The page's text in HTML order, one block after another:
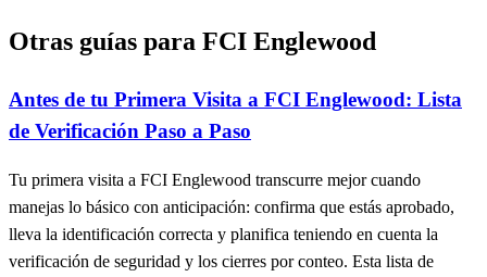
Otras guías para FCI Englewood
Antes de tu Primera Visita a FCI Englewood: Lista
de Verificación Paso a Paso
Tu primera visita a FCI Englewood transcurre mejor cuando
manejas lo básico con anticipación: confirma que estás aprobado,
lleva la identificación correcta y planifica teniendo en cuenta la
verificación de seguridad y los cierres por conteo. Esta lista de